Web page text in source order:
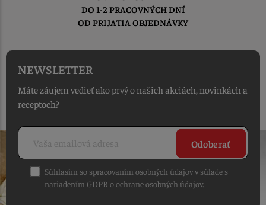
DO 1-2 PRACOVNÝCH DNÍ
OD PRIJATIA OBJEDNÁVKY
NEWSLETTER
Máte záujem vedieť ako prvý o našich akciách, novinkách a
receptoch?
Odoberať
Súhlasím so spracovaním osobných údajov v súlade s
nariadením GDPR o ochrane osobných údajov.